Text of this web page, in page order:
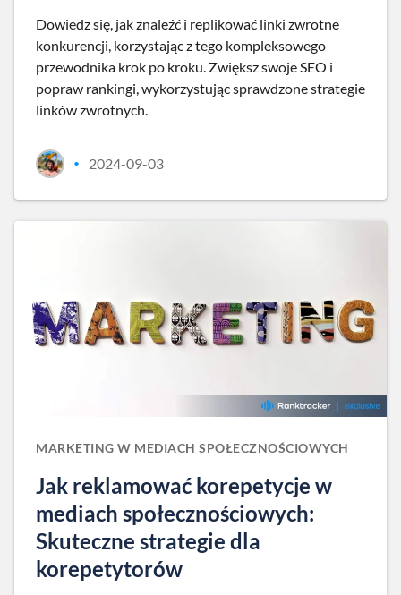
Dowiedz się, jak znaleźć i replikować linki zwrotne
konkurencji, korzystając z tego kompleksowego
przewodnika krok po kroku. Zwiększ swoje SEO i
popraw rankingi, wykorzystując sprawdzone strategie
linków zwrotnych.
• 2024-09-03
MARKETING W MEDIACH SPOŁECZNOŚCIOWYCH
Jak reklamować korepetycje w
mediach społecznościowych:
Skuteczne strategie dla
korepetytorów